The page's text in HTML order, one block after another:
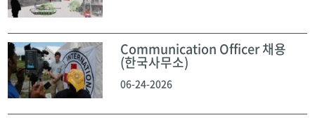
Communication Officer 채용
(한국사무소)
06-24-2026